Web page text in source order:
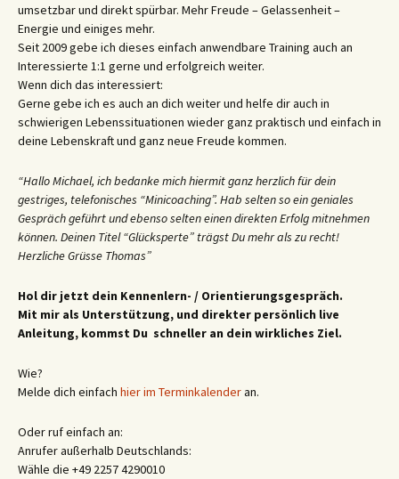
umsetzbar und direkt spürbar. Mehr Freude – Gelassenheit –
Energie und einiges mehr.
Seit 2009 gebe ich dieses einfach anwendbare Training auch an
Interessierte 1:1 gerne und erfolgreich weiter.
Wenn dich das interessiert:
Gerne gebe ich es auch an dich weiter und helfe dir auch in
schwierigen Lebenssituationen wieder ganz praktisch und einfach in
deine Lebenskraft und ganz neue Freude kommen.
“Hallo Michael, ich bedanke mich hiermit ganz herzlich für dein
gestriges, telefonisches “Minicoaching”. Hab selten so ein geniales
Gespräch geführt und ebenso selten einen direkten Erfolg mitnehmen
können. Deinen Titel “Glücksperte” trägst Du mehr als zu recht!
Herzliche Grüsse Thomas”
Hol dir jetzt dein Kennenlern- / Orientierungsgespräch.
Mit mir als Unterstützung, und direkter persönlich live
Anleitung, kommst Du schneller an dein wirkliches Ziel.
Wie?
Melde dich einfach hier im Terminkalenderan.
Oder ruf einfach an:
Anrufer außerhalb Deutschlands:
Wähle die +49 2257 4290010